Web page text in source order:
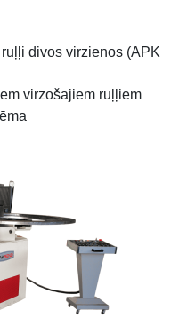
divos virzienos (APK
virzošajiem ruļļiem